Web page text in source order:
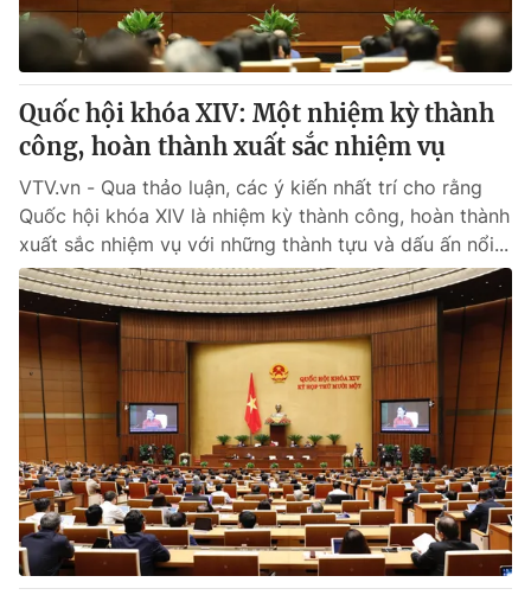
Quốc hội khóa XIV: Một nhiệm kỳ thành
công, hoàn thành xuất sắc nhiệm vụ
VTV.vn - Qua thảo luận, các ý kiến nhất trí cho rằng
Quốc hội khóa XIV là nhiệm kỳ thành công, hoàn thành
xuất sắc nhiệm vụ với những thành tựu và dấu ấn nổi...